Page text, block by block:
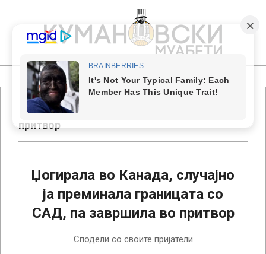
content
КУМАНОВСКИ
МУАБЕТИ
Primary
Navigation
Menuпритвор
Џогирала во Канада, случајно
ја преминала границата со
САД, па завршила во притвор
Сподели со своите пријатели